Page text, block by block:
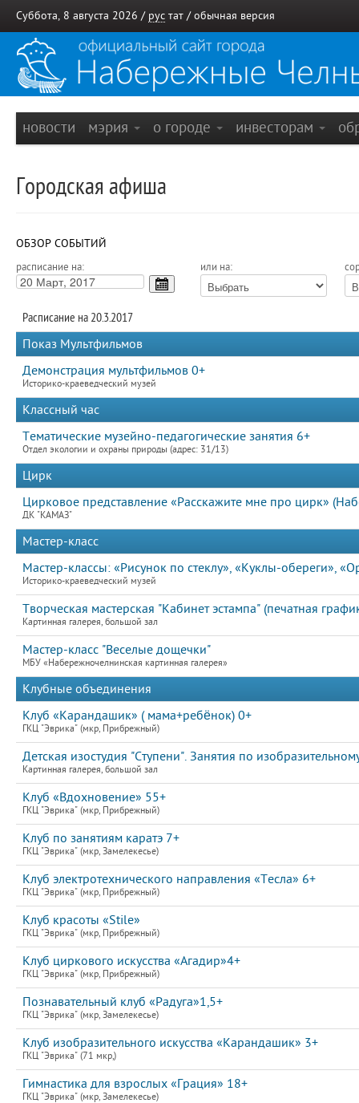
Суббота, 8 августа 2026 / рус тат / обычная версия
новости мэрия о городе инвесторам
Городская афиша
ОБЗОР СОБЫТИЙ
расписание на: или на:
Расписание на 20.3.2017
Показ Мультфильмов
Демонстрация мультфильмов 0+
Историко-краеведческий музей
Классный час
Тематические музейно-педагогические занятия 6+
Отдел экологии и охраны природы (адрес: 31/13)
Цирк
Цирковое представление «Расскажите мне про цирк»
ДК "КАМАЗ"
Мастер-класс
Мастер-классы: «Рисунок по стеклу», «Куклы-обереги»,
Историко-краеведческий музей
Творческая мастерская "Кабинет эстампа" (печатная
Картинная галерея, большой зал
Мастер-класс "Веселые дощечки"
МБУ «Набережночелнинская картинная галерея»
Клубные объединения
Клуб «Карандашик» ( мама+ребёнок) 0+
ГКЦ "Эврика" (мкр, Прибрежный)
Детская изостудия "Ступени". Занятия по
Картинная галерея, большой зал
Клуб «Вдохновение» 55+
ГКЦ "Эврика" (мкр, Прибрежный)
Клуб по занятиям каратэ 7+
ГКЦ "Эврика" (мкр, Замелекесье)
Клуб электротехнического направления «Тесла» 6+
ГКЦ "Эврика" (мкр, Прибрежный)
Клуб красоты «Stile»
ГКЦ "Эврика" (мкр, Прибрежный)
Клуб циркового искусства «Агадир»4+
ГКЦ "Эврика" (мкр, Прибрежный)
Познавательный клуб «Радуга»1,5+
ГКЦ "Эврика" (мкр, Замелекесье)
Клуб изобразительного искусства «Карандашик» 3+
ГКЦ "Эврика" (71 мкр,)
Гимнастика для взрослых «Грация» 18+
ГКЦ "Эврика" (мкр, Замелекесье)